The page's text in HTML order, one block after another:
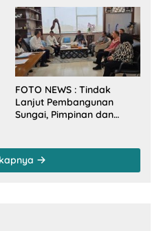
FOTO NEWS : Tindak
Lanjut Pembangunan
Sungai, Pimpinan dan
Kementerian PU-RI